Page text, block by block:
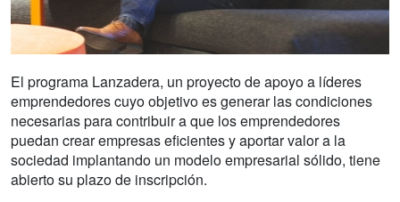
El programa Lanzadera, un proyecto de apoyo a líderes
emprendedores cuyo objetivo es generar las condiciones
necesarias para contribuir a que los emprendedores
puedan crear empresas eficientes y aportar valor a la
sociedad implantando un modelo em­presarial sólido, tiene
abierto su plazo de inscripción.